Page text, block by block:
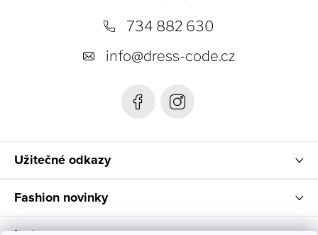
734 882 630
info@dress-code.cz
Užitečné odkazy
Fashion novinky